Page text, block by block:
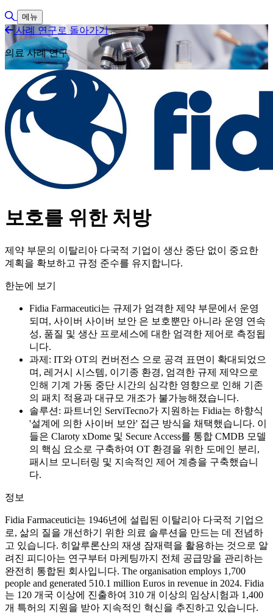
검색 토글
메뉴
사례 연구로 돌아가기
의료 사례 연구
보호를 위한 처방
제약 부문의 이탈리아 다국적 기업이 생산 중단 없이 중요한
계획을 확보하고 규정 준수를 유지합니다.
한눈에 보기
Fidia Farmaceutici는 규제가 엄격한 제약 부문에서 운영
되며, 사이버 사이버 보안 은 보호뿐만 아니라 운영 연속
성, 품질 및 생산 프로세스에 대한 엄격한 제어로 측정됩
니다.
과제: IT와 OT의 컨버전스 으로 공격 표면이 확대되었으
며, 레거시 시스템, 이기종 환경, 엄격한 규제 제약으로
인해 기계 가동 중단 시간의 심각한 영향으로 인해 기존
의 패치 적용과 대규모 개조가 불가능해졌습니다.
솔루션: 파트너인 ServiTecno가 지원하는 Fidia는 하향식
'설계에 의한 사이버 보안' 접근 방식을 채택했습니다. 이
들은 Claroty xDome 및 Secure Access를 통합 CMDB 모델
의 핵심 요소로 구축하여 OT 환경을 위한 도메인 분리,
패시브 모니터링 및 지속적인 제어 계층을 구축했습니
다.
정보
Fidia Farmaceutici는 1946년에 설립된 이탈리아 다국적 기업으
로, 삶의 질을 개선하기 위한 의료 솔루션을 만드는 데 전념하
고 있습니다. 히알루론산의 재생 잠재력을 활용하는 것으로 알
려진 피디아는 연구부터 마케팅까지 전체 공급망을 관리하는
완전히 통합된 회사입니다. The organisation employs 1,700
people and generated 510.1 million Euros in revenue in 2024. Fidia
는 120 개국 이상에 진출하여 310 개 이상의 임상시험과 1,400
개 특허의 지원을 받아 지속적인 혁신을 추진하고 있습니다.